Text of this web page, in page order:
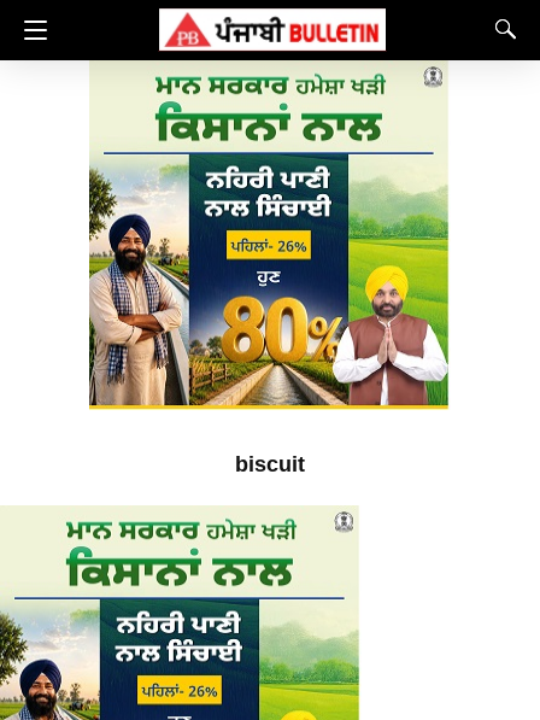
biscuit